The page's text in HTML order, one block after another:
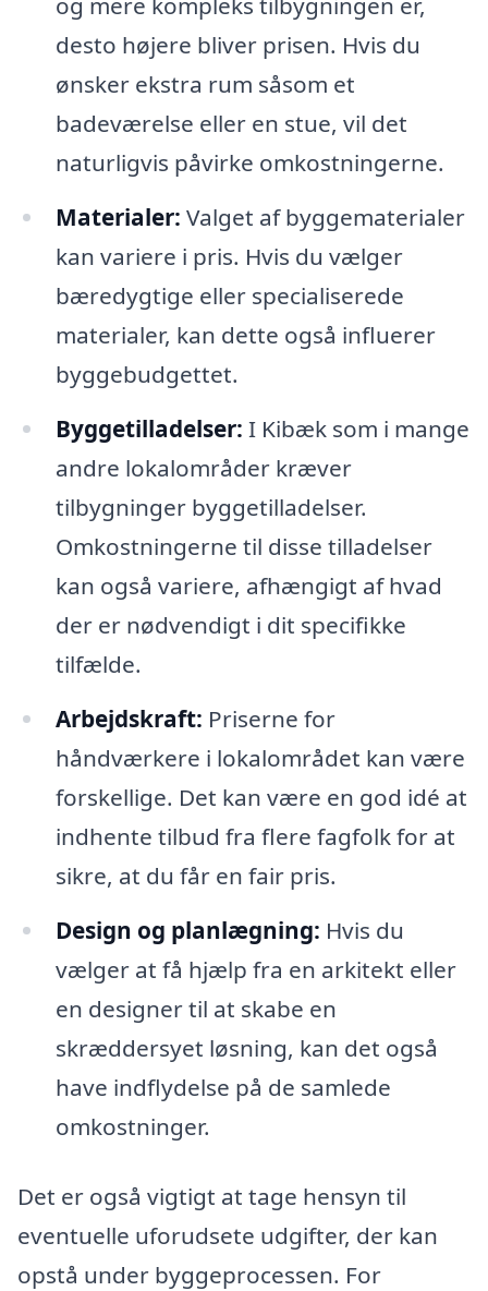
desto højere bliver prisen. Hvis du
ønsker ekstra rum såsom et
badeværelse eller en stue, vil det
naturligvis påvirke omkostningerne.
Materialer: Valget af byggematerialer
kan variere i pris. Hvis du vælger
bæredygtige eller specialiserede
materialer, kan dette også influerer
byggebudgettet.
Byggetilladelser: I Kibæk som i mange
andre lokalområder kræver
tilbygninger byggetilladelser.
Omkostningerne til disse tilladelser
kan også variere, afhængigt af hvad
der er nødvendigt i dit specifikke
tilfælde.
Arbejdskraft: Priserne for
håndværkere i lokalområdet kan være
forskellige. Det kan være en god idé at
indhente tilbud fra flere fagfolk for at
sikre, at du får en fair pris.
Design og planlægning: Hvis du
vælger at få hjælp fra en arkitekt eller
en designer til at skabe en
skræddersyet løsning, kan det også
have indflydelse på de samlede
omkostninger.
Det er også vigtigt at tage hensyn til
eventuelle uforudsete udgifter, der kan
opstå under byggeprocessen. For